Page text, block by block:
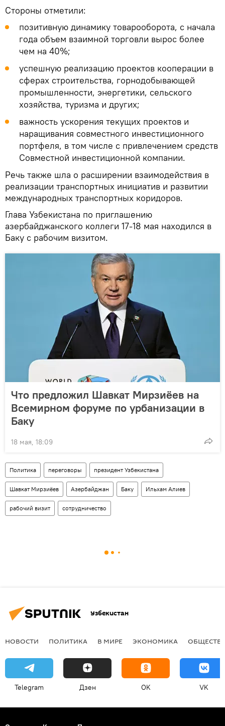
Стороны отметили:
позитивную динамику товарооборота, с начала
года объем взаимной торговли вырос более
чем на 40%;
успешную реализацию проектов кооперации в
сферах строительства, горнодобывающей
промышленности, энергетики, сельского
хозяйства, туризма и других;
важность ускорения текущих проектов и
наращивания совместного инвестиционного
портфеля, в том числе с привлечением средств
Совместной инвестиционной компании.
Речь также шла о расширении взаимодействия в
реализации транспортных инициатив и развитии
международных транспортных коридоров.
Глава Узбекистана по приглашению
азербайджанского коллеги 17-18 мая находился в
Баку с рабочим визитом.
Что предложил Шавкат Мирзиёев на
Всемирном форуме по урбанизации в
Баку
18 мая, 18:09
Политика переговоры президент Узбекистана
Шавкат Мирзиёев Азербайджан Баку Ильхам Алиев
рабочий визит сотрудничество
Узбекистан
НОВОСТИ ПОЛИТИКА В МИРЕ ЭКОНОМИКА
Telegram Дзен OK VK